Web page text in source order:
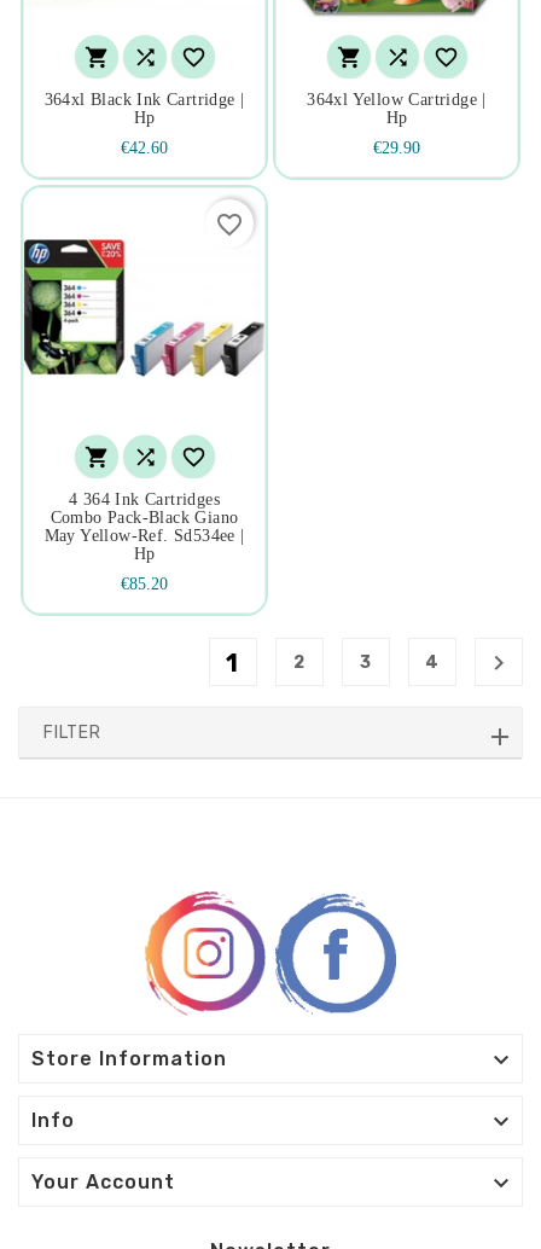
  
364xl Black Ink Cartridge |
Hp
€42.60
  
364xl Yellow Cartridge |
Hp
€29.90
  
4 364 Ink Cartridges
Combo Pack-Black Giano
May Yellow-Ref. Sd534ee |
Hp
€85.20
favorite_border
1 2 3 4 
FILTER
Store Information 
Info 
Your Account 